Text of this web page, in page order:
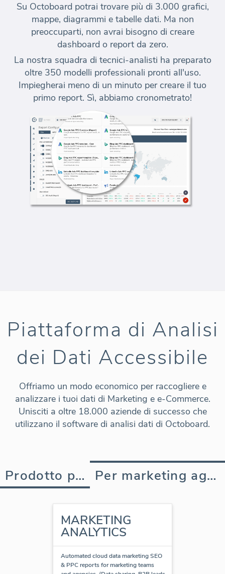
Su Octoboard potrai trovare più di 3.000 grafici,
mappe, diagrammi e tabelle dati. Ma non
preoccuparti, non avrai bisogno di creare
dashboard o report da zero.
La nostra squadra di tecnici-analisti ha preparato
oltre 350 modelli professionali pronti all'uso.
Impiegherai meno di un minuto per creare il tuo
primo report. Sì, abbiamo cronometrato!
Piattaforma di Analisi
dei Dati Accessibile
Offriamo un modo economico per raccogliere e
analizzare i tuoi dati di Marketing e e-Commerce.
Unisciti a oltre 18.000 aziende di successo che
utilizzano il software di analisi dati di Octoboard.
Prodotto per Affari Per marketing agenzia
MARKETING
ANALYTICS
Automated cloud data marketing SEO
& PPC reports for marketing teams